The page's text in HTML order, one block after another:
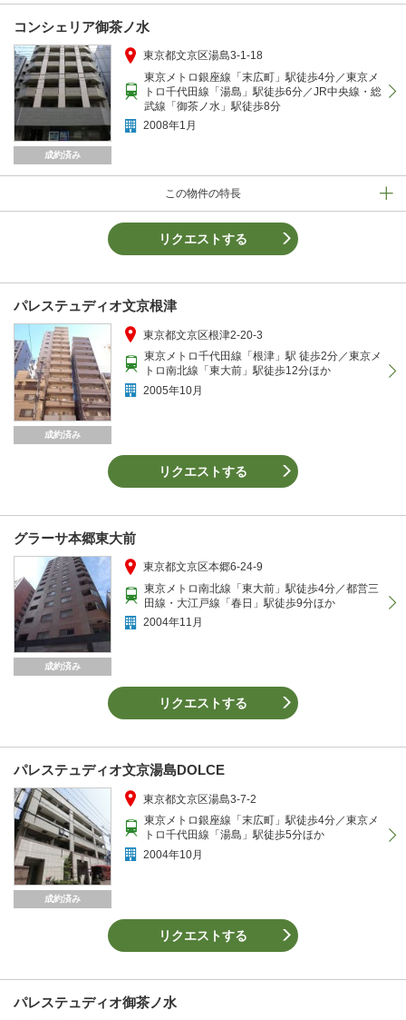
コンシェリア御茶ノ水
成約済み
この物件の特長
東京都文京区湯島3-1-18
東京メトロ銀座線「末広町」駅徒歩4分／東京メ
トロ千代田線「湯島」駅徒歩6分／JR中央線・総
武線「御茶ノ水」駅徒歩8分
2008年1月
リクエストする
パレステュディオ文京根津
成約済み
東京都文京区根津2-20-3
東京メトロ千代田線「根津」駅 徒歩2分／東京メ
トロ南北線「東大前」駅徒歩12分ほか
2005年10月
リクエストする
グラーサ本郷東大前
成約済み
東京都文京区本郷6-24-9
東京メトロ南北線「東大前」駅徒歩4分／都営三
田線・大江戸線「春日」駅徒歩9分ほか
2004年11月
リクエストする
パレステュディオ文京湯島DOLCE
成約済み
東京都文京区湯島3-7-2
東京メトロ銀座線「末広町」駅徒歩4分／東京メ
トロ千代田線「湯島」駅徒歩5分ほか
2004年10月
リクエストする
パレステュディオ御茶ノ水